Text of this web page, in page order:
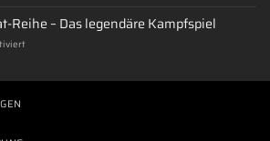
am
können
Sie
Ihr
Reihe – Das legendäre Kampfspiel
für